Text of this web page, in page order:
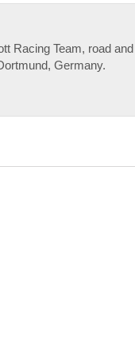
Racing Team, road
Germany.